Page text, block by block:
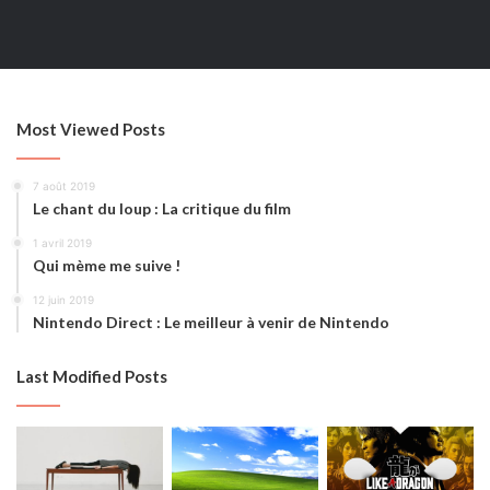
Souvenirs du Dragon de Dojima…
Most Viewed Posts
7 août 2019
Le chant du loup : La critique du film
1 avril 2019
Qui mème me suive !
12 juin 2019
Nintendo Direct : Le meilleur à venir de Nintendo
Last Modified Posts